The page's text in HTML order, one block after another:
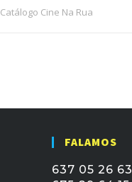
Catálogo Cine Na Rua
FALAMOS
637 05 26 63